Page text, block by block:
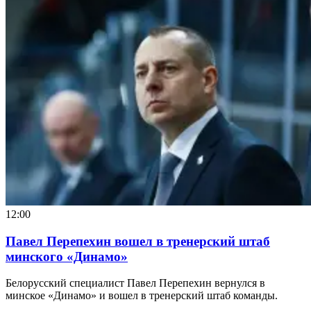
12:00
Павел Перепехин вошел в тренерский штаб
минского «Динамо»
Белорусский специалист Павел Перепехин вернулся в
минское «Динамо» и вошел в тренерский штаб команды.